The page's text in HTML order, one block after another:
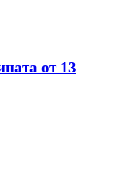
от 13